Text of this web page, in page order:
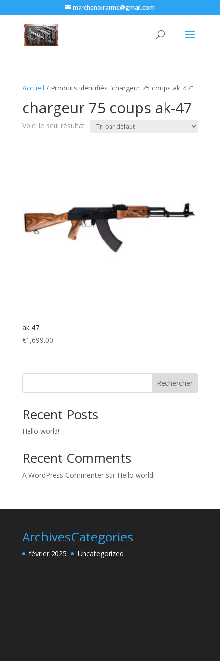
marchenoirarme@gmail.com
Accueil / Produits identifiés “chargeur 75 coups ak-47​”
chargeur 75 coups ak-47​
Voici le seul résultat
ak 47
€1,699.00
Rechercher
Recent Posts
Hello world!
Recent Comments
A WordPress Commentersur Hello world!
Archives
février 2025
Categories
Uncategorized